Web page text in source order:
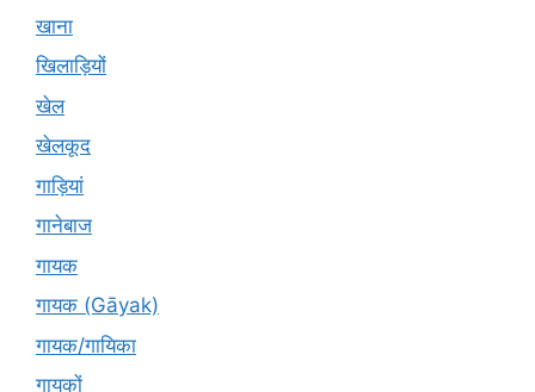
खाना
खिलाड़ियों
खेल
खेलकूद
गाड़ियां
गानेबाज
गायक
गायक (Gāyak)
गायक/गायिका
गायकों